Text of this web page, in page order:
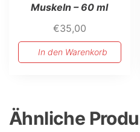
Muskeln – 60 ml
€35,00
In den Warenkorb
Ähnliche